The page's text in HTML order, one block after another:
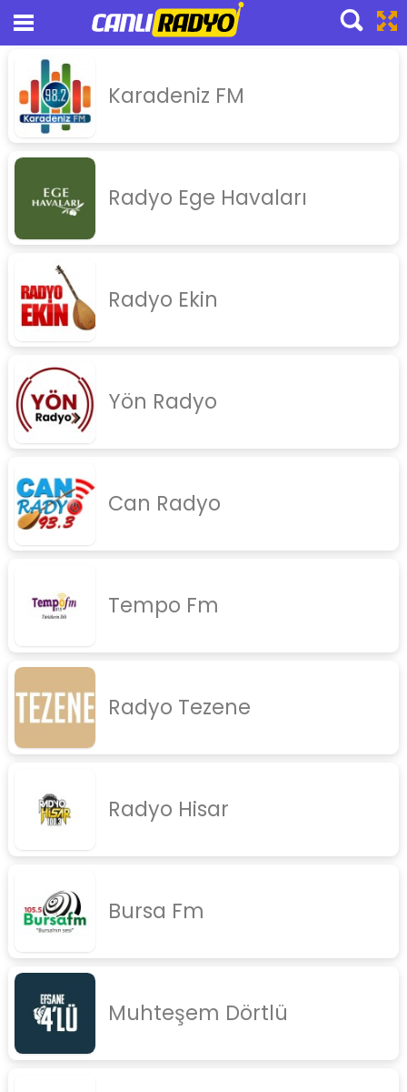
Canlı Radyo Dinle
pop
slow
yabanci
arabesk
turku
haber
tsm
thm
rock
rap
diger
Gizlilik Politikası
Karadeniz FM
Radyo Ege Havaları
Radyo Ekin
Yön Radyo
Can Radyo
Tempo Fm
Radyo Tezene
Radyo Hisar
Bursa Fm
Muhteşem Dörtlü